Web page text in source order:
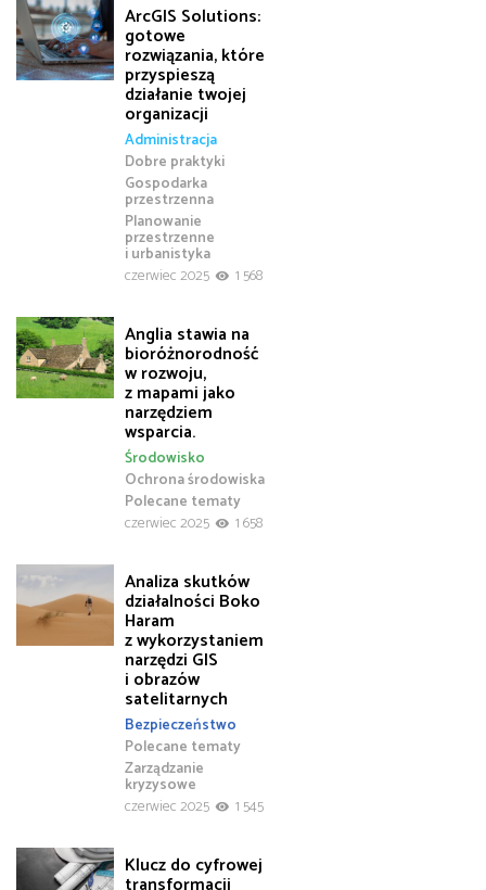
ArcGIS Solutions:
gotowe
rozwiązania, które
przyspieszą
działanie twojej
organizacji
Administracja
Dobre praktyki
Gospodarka
przestrzenna
Planowanie
przestrzenne
i urbanistyka
czerwiec 2025
1 568
Anglia stawia na
bioróżnorodność
w rozwoju,
z mapami jako
narzędziem
wsparcia.
Ochrona środowiska
Polecane tematy
Środowisko
czerwiec 2025 1 658
Analiza skutków
działalności Boko
Haram
z wykorzystaniem
narzędzi GIS
i obrazów
satelitarnych
Bezpieczeństwo
Polecane tematy
Zarządzanie
kryzysowe
czerwiec 2025
1 545
Klucz do cyfrowej